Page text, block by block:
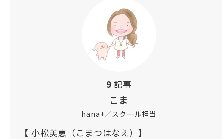
9 記事
こま
hana+／スクール担当
【 小松英恵（こまつはなえ）】